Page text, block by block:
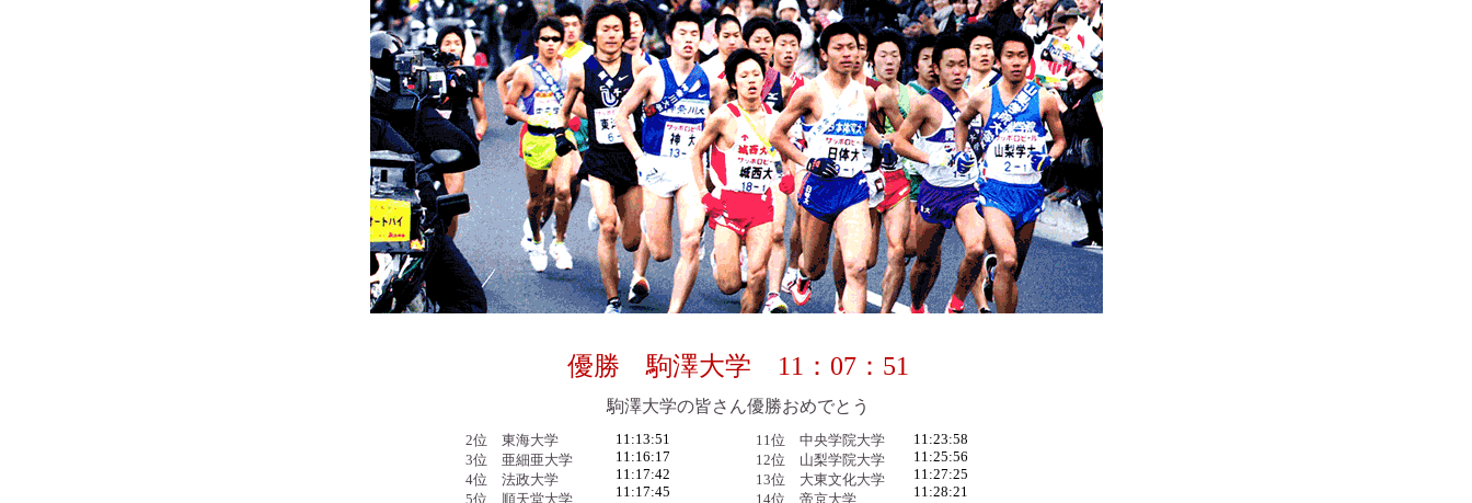
優勝 駒澤大学 11：07：51
駒澤大学の皆さん優勝おめでとう
2位 東海大学
3位 亜細亜大学
4位 法政大学
5位 順天堂大学
11:13:51
11:16:17
11:17:42
11:17:45
11位 中央学院大学
12位 山梨学院大学
13位 大東文化大学
14位 帝京大学
11:23:58
11:25:56
11:27:25
11:28:21